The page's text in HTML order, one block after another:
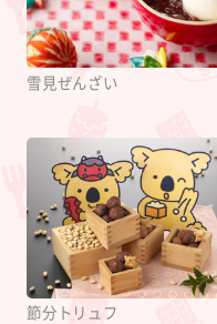
雪見ぜんざい
節分トリュフ